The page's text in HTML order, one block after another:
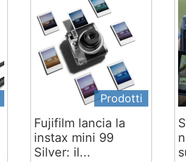
Prodotti
Fujifilm lancia la
instax mini 99
Silver: il...